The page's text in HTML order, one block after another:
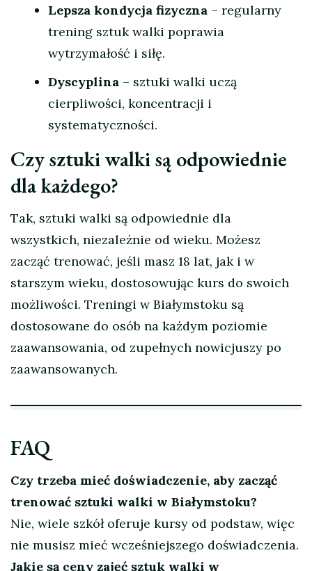
Lepsza kondycja fizyczna – regularny
trening sztuk walki poprawia
wytrzymałość i siłę.
Dyscyplina – sztuki walki uczą
cierpliwości, koncentracji i
systematyczności.
Czy sztuki walki są odpowiednie
dla każdego?
Tak, sztuki walki są odpowiednie dla
wszystkich, niezależnie od wieku. Możesz
zacząć trenować, jeśli masz 18 lat, jak i w
starszym wieku, dostosowując kurs do swoich
możliwości. Treningi w Białymstoku są
dostosowane do osób na każdym poziomie
zaawansowania, od zupełnych nowicjuszy po
zaawansowanych.
FAQ
Czy trzeba mieć doświadczenie, aby zacząć
trenować sztuki walki w Białymstoku?
Nie, wiele szkół oferuje kursy od podstaw, więc
nie musisz mieć wcześniejszego doświadczenia.
Jakie są ceny zajęć sztuk walki w